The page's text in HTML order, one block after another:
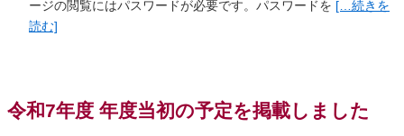
ージの閲覧にはパスワードが必要です。パスワードを [… 続きを
読む]
令和7年度 年度当初の予定を掲載しました